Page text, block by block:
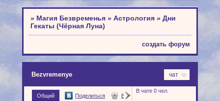
» Магия Безвременья » Астрология » Дни
Гекаты (Чёрная Луна)
создать форум